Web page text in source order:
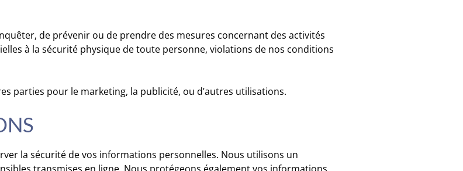
de prévenir ou de prendre des mesures concernant des activités
à la sécurité physique de toute personne, violations de nos conditions
parties pour le marketing, la publicité, ou d’autres utilisations.
la sécurité de vos informations personnelles. Nous utilisons un